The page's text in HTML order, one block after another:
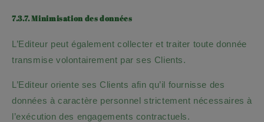
7.3.7. Minimisation des données
L’Editeur peut également collecter et traiter toute donnée
transmise volontairement par ses Clients.
L’Editeur oriente ses Clients afin qu’il fournisse des
données à caractère personnel strictement nécessaires à
l’exécution des engagements contractuels.